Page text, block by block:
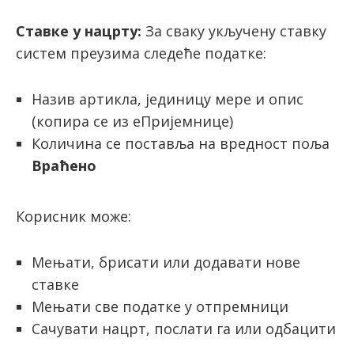
Ставке у нацрту: За сваку укључену ставку
систем преузима следеће податке:
Назив артикла, јединицу мере и опис
(копира се из еПријемнице)
Количина се поставља на вредност поља
Враћено
Корисник може:
Мењати, брисати или додавати нове
ставке
Мењати све податке у отпремници
Сачувати нацрт, послати га или одбацити